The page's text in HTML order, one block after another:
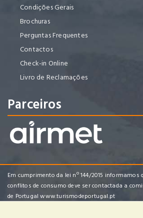
Condições Gerais
Brochuras
Perguntas Frequentes
Contactos
Check-in Online
Livro de Reclamações
Parceiros
Em cumprimento da lei nº 144/2015 informamos
conflitos de consumo deve ser contactada a
de Portugalwww.turismodeportugal.pt